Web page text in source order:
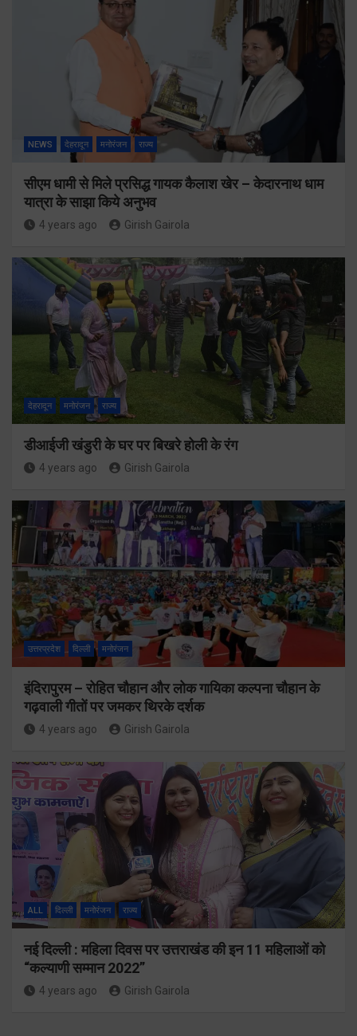
NEWS देहरादून मनोरंजन राज्य
सीएम धामी से मिले प्रसिद्ध गायक कैलाश खेर – केदारनाथ धाम
यात्रा के साझा किये अनुभव
4 years ago Girish Gairola
देहरादून मनोरंजन राज्य
डीआईजी खंडुरी के घर पर बिखरे होली के रंग
4 years ago Girish Gairola
उत्तरप्रदेश दिल्ली मनोरंजन
इंदिरापुरम – रोहित चौहान और लोक गायिका कल्पना चौहान के
गढ़वाली गीतों पर जमकर थिरके दर्शक
4 years ago Girish Gairola
ALL दिल्ली मनोरंजन राज्य
नई दिल्ली : महिला दिवस पर उत्तराखंड की इन 11 महिलाओं को
“कल्याणी सम्मान 2022”
4 years ago Girish Gairola